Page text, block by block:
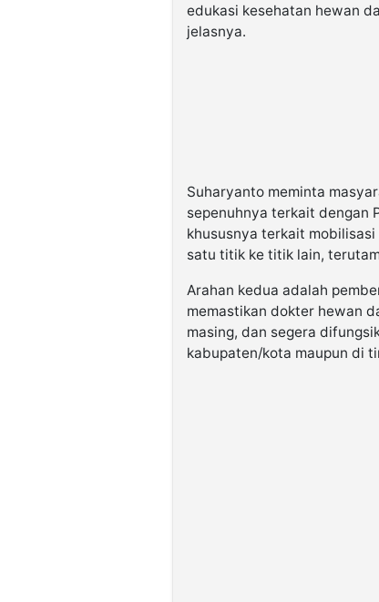
edukasi kesehatan hewan
jelasnya.
Suharyanto meminta
sepenuhnya terkait dengan
khususnya terkait
satu titik ke titik lain,
Arahan kedua adalah
memastikan dokter hewan
masing, dan segera
kabupaten/kota maupun di